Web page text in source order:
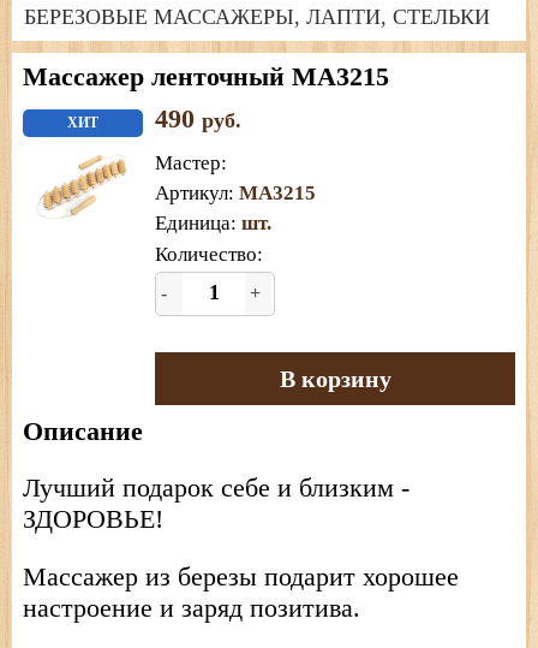
БЕРЕЗОВЫЕ МАССАЖЕРЫ, ЛАПТИ, СТЕЛЬКИ
Массажер ленточный МА3215
ХИТ 490 руб.
Мастер:
Артикул: МА3215
Единица: шт.
Количество:
- +
В корзину
Описание
Лучший подарок себе и близким -
ЗДОРОВЬЕ!
Массажер из березы подарит хорошее
настроение и заряд позитива.